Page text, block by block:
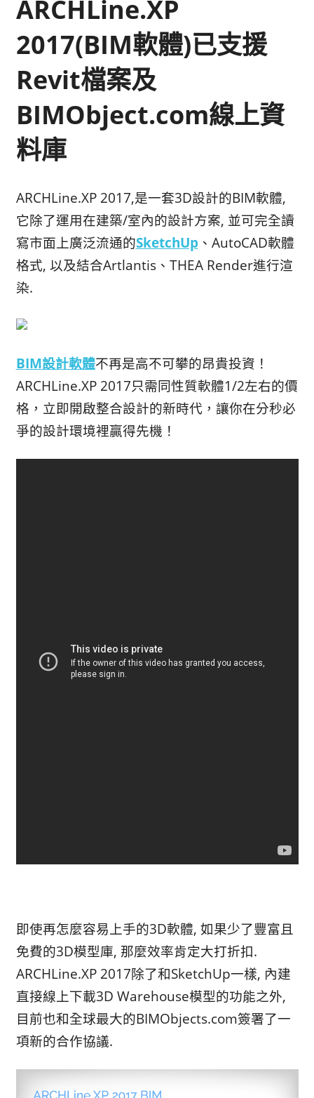
ARCHLine.XP
2017(BIM軟體)已支援
Revit檔案及
BIMObject.com線上資
料庫
ARCHLine.XP 2017,是一套3D設計的BIM軟體,
它除了運用在建築/室內的設計方案, 並可完全讀
寫市面上廣泛流通的SketchUp、AutoCAD軟體
格式, 以及結合Artlantis、THEA Render進行渲
染.
BIM設計軟體不再是高不可攀的昂貴投資！
ARCHLine.XP 2017只需同性質軟體1/2左右的價
格，立即開啟整合設計的新時代，讓你在分秒必
爭的設計環境裡贏得先機！
即使再怎麼容易上手的3D軟體, 如果少了豐富且
免費的3D模型庫, 那麼效率肯定大打折扣.
ARCHLine.XP 2017除了和SketchUp一樣, 內建
直接線上下載3D Warehouse模型的功能之外,
目前也和全球最大的BIMObjects.com簽署了一
項新的合作協議.